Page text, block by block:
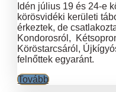
Idén július 19 és 24-e
körösvidéki kerületi
érkeztek, de
Kondorosról,
Köröstarcsáról,
felnőttek egyaránt.
Tovább